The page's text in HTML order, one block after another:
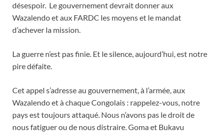
désespoir. Le gouvernement devrait donner aux
Wazalendo et aux FARDC les moyens et le mandat
d’achever la mission.
La guerre n’est pas finie. Et le silence, aujourd’hui, est notre
pire défaite.
Cet appel s’adresse au gouvernement, à l’armée, aux
Wazalendo et à chaque Congolais : rappelez-vous, notre
pays est toujours attaqué. Nous n’avons pas le droit de
nous fatiguer ou de nous distraire. Goma et Bukavu